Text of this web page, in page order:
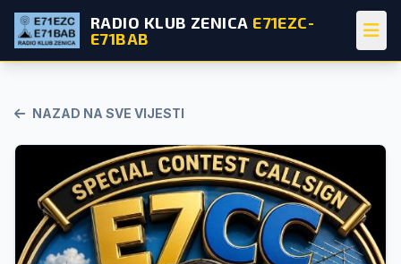
RADIO KLUB ZENICA E71EZC-
E71BAB
NAZAD NA SVE VIJESTI